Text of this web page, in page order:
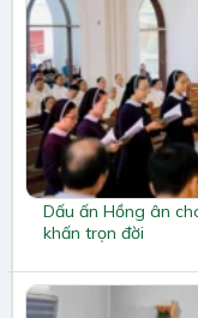
Dấu ấn Hồng ân
khấn trọn đời